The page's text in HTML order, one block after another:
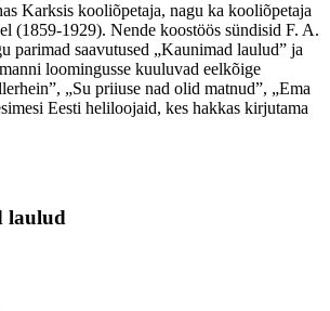
Karksis kooliõpetaja, nagu ka kooliõpetaja
(1859-1929). Nende koostöös sündisid F. A.
parimad saavutused „Kaunimad laulud” ja
loomingusse kuuluvad eelkõige
„Su priiuse nad olid matnud”, „Ema
Eesti heliloojaid, kes hakkas kirjutama
laulud